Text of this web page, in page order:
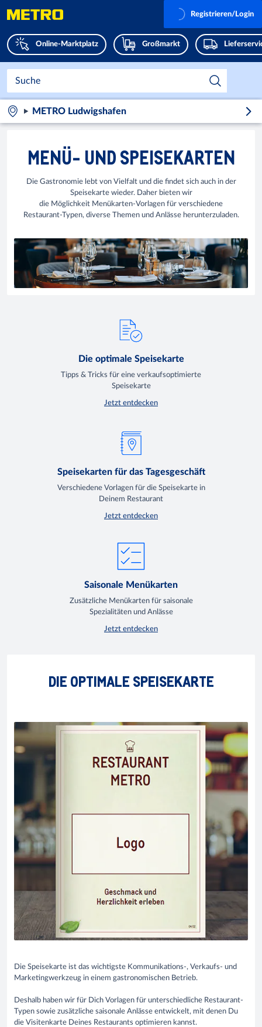
Online-Marktplatz Großmarkt
Registrieren/Login
METRO Ludwigshafen
MENÜ- UND SPEISEKARTEN
Die Gastronomie lebt von Vielfalt und die findet sich auch in der
Speisekarte wieder. Daher bieten wir
die Möglichkeit Menükarten-Vorlagen für verschiedene
Restaurant-Typen, diverse Themen und Anlässe herunterzuladen.
Die optimale Speisekarte
Tipps & Tricks für eine verkaufsoptimierte
Speisekarte
Jetzt entdecken
Speisekarten für das Tagesgeschäft
Verschiedene Vorlagen für die Speisekarte in
Deinem Restaurant
Jetzt entdecken
Saisonale Menükarten
Zusätzliche Menükarten für saisonale
Spezialitäten und Anlässe
Jetzt entdecken
DIE OPTIMALE SPEISEKARTE
Die Speisekarte ist das wichtigste Kommunikations-, Verkaufs- und
Marketingwerkzeug in einem gastronomischen Betrieb.
Deshalb haben wir für Dich Vorlagen für unterschiedliche Restaurant-
Typen sowie zusätzliche saisonale Anlässe entwickelt, mit denen Du
die Visitenkarte Deines Restaurants optimieren kannst.